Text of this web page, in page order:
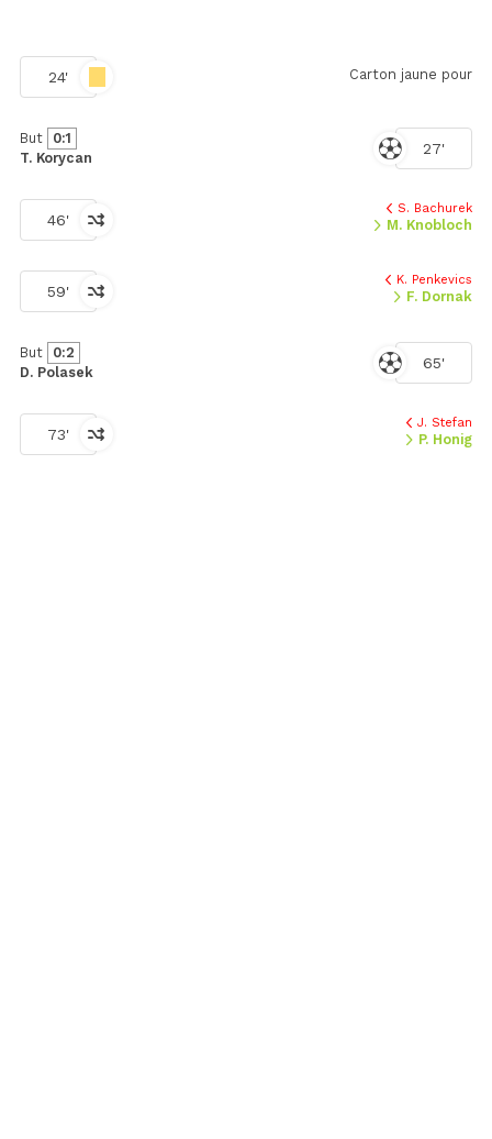
24' Carton jaune pour
27'
But
0:1
T. Korycan
46'
S. Bachurek
M. Knobloch
59'
K. Penkevics
F. Dornak
65'
But
0:2
D. Polasek
73'
J. Stefan
P. Honig